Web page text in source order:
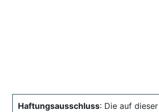
Haftungsausschluss: Die auf